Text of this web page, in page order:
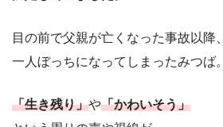
目の前で父親が亡くなった事故以降、
一人ぼっちになってしまったみつば。
「生き残り」や「かわいそう」